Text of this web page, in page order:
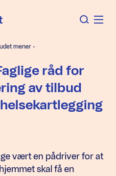
mener -
råd for
av tilbud
vært en pådriver for at
skal få en